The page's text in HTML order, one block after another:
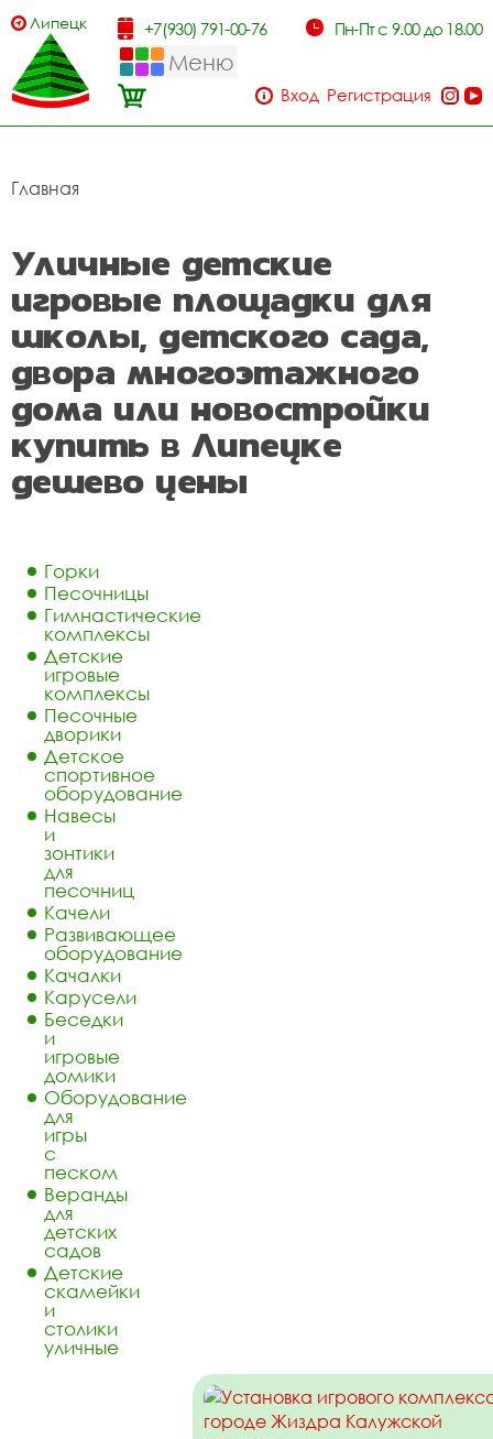
Липецк +7(930) 791-00-76 Пн-Пт с 9.00 до 18.00
Меню
Вход Регистрация
Главная
Уличные детские
игровые площадки для
школы, детского сада,
двора многоэтажного
дома или новостройки
купить в Липецке
дешево цены
Горки
Песочницы
Гимнастические
комплексы
Детские
игровые
комплексы
Песочные
дворики
Детское
спортивное
оборудование
Навесы
и
зонтики
для
песочниц
Качели
Развивающее
оборудование
Качалки
Карусели
Беседки
и
игровые
домики
Оборудование
для
игры
с
песком
Веранды
для
детских
садов
Детские
скамейки
и
столики
уличные